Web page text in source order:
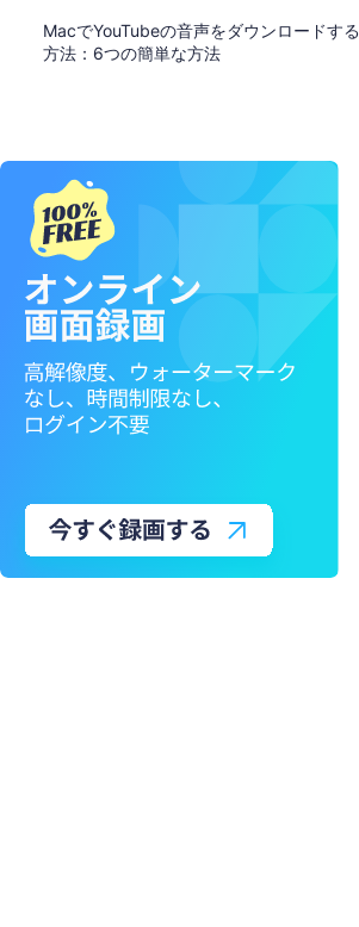
MacでYouTubeの音声をダウンロードする
方法：6つの簡単な方法